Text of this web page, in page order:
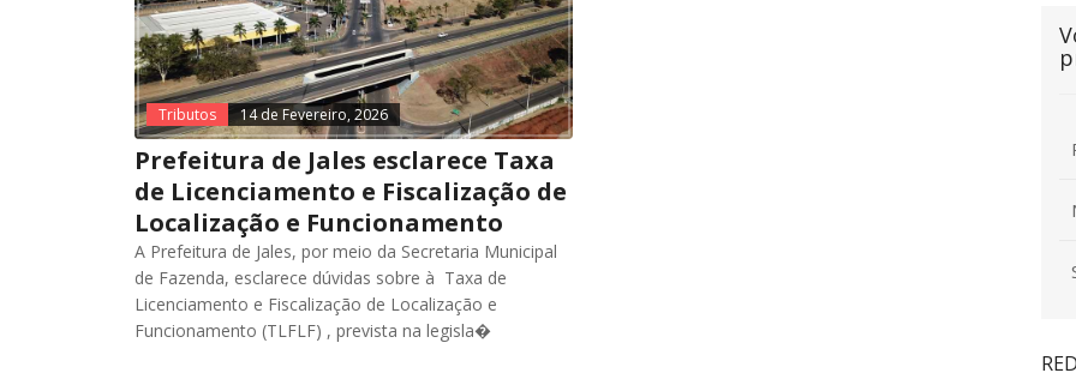
Tributos 14 de Fevereiro, 2026
Prefeitura de Jales esclarece Taxa
de Licenciamento e Fiscalização de
Localização e Funcionamento
A Prefeitura de Jales, por meio da Secretaria Municipal
de Fazenda, esclarece dúvidas sobre à Taxa de
Licenciamento e Fiscalização de Localização e
Funcionamento (TLFLF) , prevista na legisla�